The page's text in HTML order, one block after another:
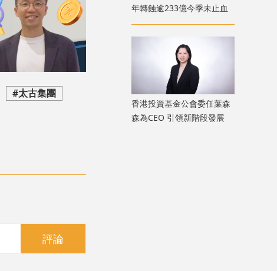
#太古集團
評論
年轉蝕逾233億今季未止血
香港投資基金公會委任葉森
森為CEO 引領新階段發展